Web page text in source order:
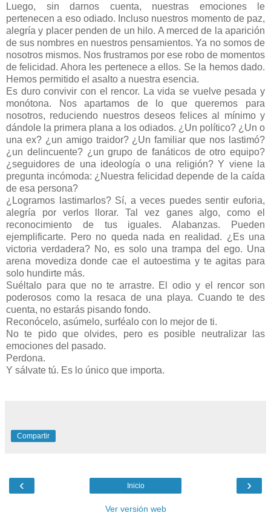
Luego, sin darnos cuenta, nuestras emociones le
pertenecen a eso odiado. Incluso nuestros momento de paz,
alegría y placer penden de un hilo. A merced de la aparición
de sus nombres en nuestros pensamientos. Ya no somos de
nosotros mismos. Nos frustramos por ese robo de momentos
de felicidad. Ahora les pertenece a ellos. Se la hemos dado.
Hemos permitido el asalto a nuestra esencia.
Es duro convivir con el rencor. La vida se vuelve pesada y
monótona. Nos apartamos de lo que queremos para
nosotros, reduciendo nuestros deseos felices al mínimo y
dándole la primera plana a los odiados. ¿Un político? ¿Un o
una ex? ¿un amigo traidor? ¿Un familiar que nos lastimó?
¿un delincuente? ¿un grupo de fanáticos de otro equipo?
¿seguidores de una ideología o una religión? Y viene la
pregunta incómoda: ¿Nuestra felicidad depende de la caída
de esa persona?
¿Logramos lastimarlos? Sí, a veces puedes sentir euforia,
alegría por verlos llorar. Tal vez ganes algo, como el
reconocimiento de tus iguales. Alabanzas. Pueden
ejemplificarte. Pero no queda nada en realidad. ¿Es una
victoria verdadera? No, es solo una trampa del ego. Una
arena movediza donde cae el autoestima y te agitas para
solo hundirte más.
Suéltalo para que no te arrastre. El odio y el rencor son
poderosos como la resaca de una playa. Cuando te des
cuenta, no estarás pisando fondo.
Reconócelo, asúmelo, surféalo con lo mejor de ti.
No te pido que olvides, pero es posible neutralizar las
emociones del pasado.
Perdona.
Y sálvate tú. Es lo único que importa.
Compartir
‹ ›
Inicio
Ver versión web